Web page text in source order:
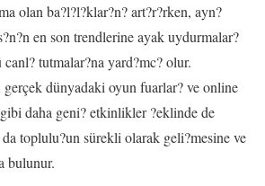
olan ba?l?l?klar?n? art?r?rken, ayn?
en son trendlerine ayak uydurmalar?
tutmalar?na yard?mc? olur.
dünyadaki oyun fuarlar? ve online
daha geni? etkinlikler ?eklinde de
toplulu?un sürekli olarak geli?mesine ve
bulunur.